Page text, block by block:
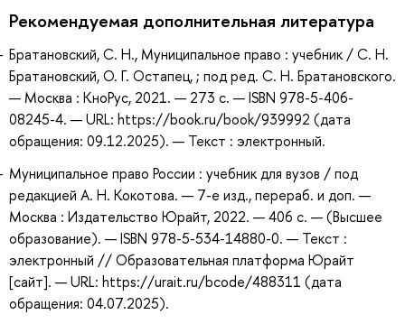
Рекомендуемая дополнительная литература
Братановский, С. Н., Муниципальное право : учебник / С. Н.
Братановский, О. Г. Остапец, ; под ред. С. Н. Братановского.
— Москва : КноРус, 2021. — 273 с. — ISBN 978-5-406-
08245-4. — URL: https://book.ru/book/939992 (дата
обращения: 09.12.2025). — Текст : электронный.
Муниципальное право России : учебник для вузов / под
редакцией А. Н. Кокотова. — 7-е изд., перераб. и доп. —
Москва : Издательство Юрайт, 2022. — 406 с. — (Высшее
образование). — ISBN 978-5-534-14880-0. — Текст :
электронный // Образовательная платформа Юрайт
[сайт]. — URL: https://urait.ru/bcode/488311 (дата
обращения: 04.07.2025).